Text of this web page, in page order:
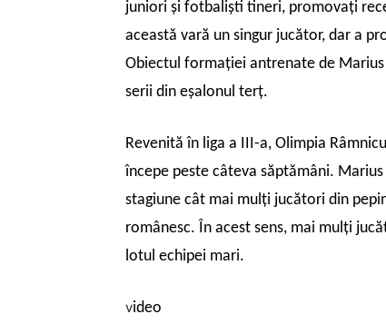
juniori şi fotbalişti tineri, promovaţi
această vară un singur jucător, dar a
Obiectul formaţiei antrenate de
serii din eşalonul terţ.
Revenită în liga a III-a, Olimpia
începe peste câteva săptămâni.
stagiune cât mai mulţi jucători din
românesc. În acest sens, mai mulţi
lotul echipei mari.
video